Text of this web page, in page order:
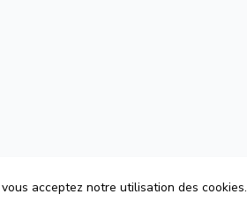
acceptez notre utilisation des cookies.